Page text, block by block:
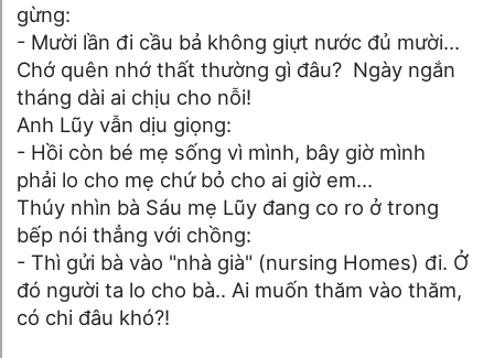
gừng:
- Mười lần đi cầu bả không giựt nước đủ mười…
Chớ quên nhớ thất thường gì đâu? Ngày ngắn
tháng dài ai chịu cho nỗi!
Anh Lũy vẫn dịu giọng:
- Hồi còn bé mẹ sống vì mình, bây giờ mình
phải lo cho mẹ chứ bỏ cho ai giờ em…
Thúy nhìn bà Sáu mẹ Lũy đang co ro ở trong
bếp nói thẳng với chồng:
- Thì gửi bà vào "nhà già" (nursing Homes) đi. Ở
đó người ta lo cho bà.. Ai muốn thăm vào thăm,
có chi đâu khó?!